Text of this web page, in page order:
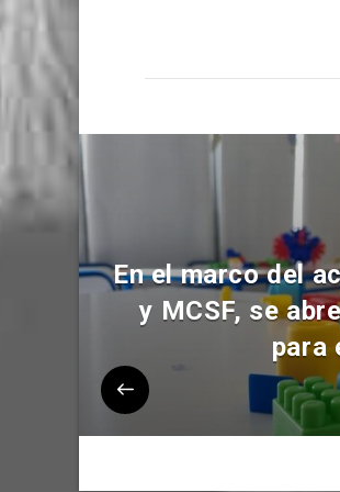
En el marco del
y MCSF, se
para